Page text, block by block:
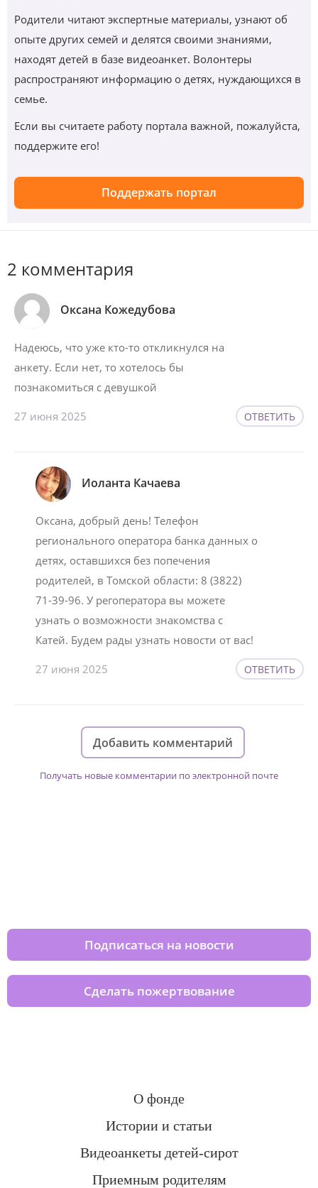
Родители читают экспертные материалы, узнают об
опыте других семей и делятся своими знаниями,
находят детей в базе видеоанкет. Волонтеры
распространяют информацию о детях, нуждающихся в
семье.
Если вы считаете работу портала важной, пожалуйста,
поддержите его!
Поддержать портал
2 комментария
Оксана Кожедубова
Надеюсь, что уже кто-то откликнулся на
анкету. Если нет, то хотелось бы
познакомиться с девушкой
27 июня 2025 ОТВЕТИТЬ
Иоланта Качаева
Оксана, добрый день! Телефон
регионального оператора банка данных о
детях, оставшихся без попечения
родителей, в Томской области: 8 (3822)
71-39-96. У регоператора вы можете
узнать о возможности знакомства с
Катей. Будем рады узнать новости от вас!
27 июня 2025 ОТВЕТИТЬ
Добавить комментарий
Получать новые комментарии по электронной почте
Подписаться на новости
Сделать пожертвование
О фонде
Истории и статьи
Видеоанкеты детей-сирот
Приемным родителям